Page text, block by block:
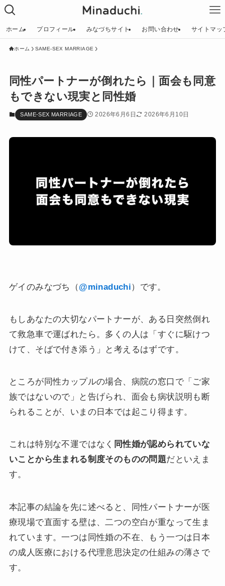
ホーム プロフィール みなづちサイト お問い合わせ サイトマッ
ホーム SAME-SEX MARRIAGE
同性パートナーが倒れたら｜面会も同意
もできない現実と同性婚
SAME-SEX MARRIAGE 2026年6月6日 2026年6月10日
ゲイのみなづち（@minaduchi）です。
もしあなたの大切なパートナーが、ある日突然倒れ
て救急車で運ばれたら。多くの人は「すぐに駆けつ
けて、そばで付き添う」と考えるはずです。
ところが同性カップルの場合、病院の窓口で「ご家
族ではないので」と告げられ、面会も病状説明も断
られることが、いまの日本では起こり得ます。
これは特別な不運ではなく 同性婚が認められていな
いことから生まれる制度そのものの問題だといえま
す。
本記事の結論を先に述べると、同性パートナーが医
療現場で直面する壁は、二つの空白が重なって生ま
れています。一つは同性婚の不在、もう一つは日本
の成人医療における代理意思決定の仕組みの薄さで
す。